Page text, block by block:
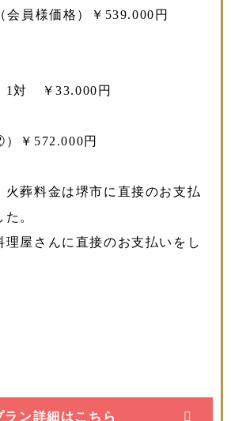
会員様価格）￥539.000円
対 ￥33.000円
￥572.000円
葬料金は堺市に直接のお支払
。
屋さんに直接のお支払いをし
ラン詳細はこちら